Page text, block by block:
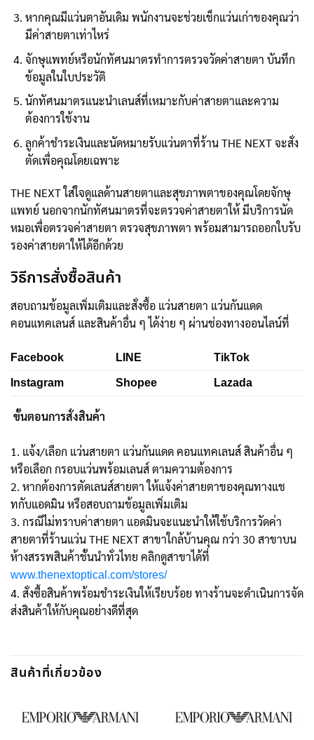
หากคุณมีแว่นตาอันเดิม พนักงานจะช่วยเช็กแว่นเก่าของคุณว่า
มีค่าสายตาเท่าไหร่
จักษุแพทย์หรือนักทัศนมาตรทำการตรวจวัดค่าสายตา บันทึก
ข้อมูลในใบประวัติ
นักทัศนมาตรแนะนำเลนส์ที่เหมาะกับค่าสายตาและความ
ต้องการใช้งาน
ลูกค้าชำระเงินและนัดหมายรับแว่นตาที่ร้าน THE NEXT จะสั่ง
ตัดเพื่อคุณโดยเฉพาะ
THE NEXT ใส่ใจดูแลด้านสายตาและสุขภาพตาของคุณโดยจักษุ
แพทย์ นอกจากนักทัศนมาตรที่จะตรวจค่าสายตาให้ มีบริการนัด
หมอเพื่อตรวจค่าสายตา ตรวจสุขภาพตา พร้อมสามารถออกใบรับ
รองค่าสายตาให้ได้อีกด้วย
วิธีการสั่งซื้อสินค้า
สอบถามข้อมูลเพิ่มเติมและสั่งซื้อ แว่นสายตา แว่นกันแดด
คอนแทคเลนส์ และสินค้าอื่น ๆ ได้ง่าย ๆ ผ่านช่องทางออนไลน์ที่
Facebook LINE
TikTok
Instagram
Shopee Lazada
ขั้นตอนการสั่งสินค้า
1. แจ้ง/เลือก แว่นสายตา แว่นกันแดด คอนแทคเลนส์ สินค้าอื่น ๆ
หรือเลือก กรอบแว่นพร้อมเลนส์ ตามความต้องการ
2. หากต้องการตัดเลนส์สายตา ให้แจ้งค่าสายตาของคุณทางแช
ทกับแอดมิน หรือสอบถามข้อมูลเพิ่มเติม
3. กรณีไม่ทราบค่าสายตา แอดมินจะแนะนำให้ใช้บริการวัดค่า
สายตาที่ร้านแว่น THE NEXT สาขาใกล้บ้านคุณ กว่า 30 สาขาบน
ห้างสรรพสินค้าชั้นนำทั่วไทย คลิกดูสาขาได้ที่
www.thenextoptical.com/stores/
4. สั่งซื้อสินค้าพร้อมชำระเงินให้เรียบร้อย ทางร้านจะดำเนินการจัด
ส่งสินค้าให้กับคุณอย่างดีที่สุด
สินค้าที่เกี่ยวข้อง